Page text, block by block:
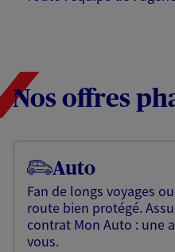
Nos offres
Auto
Fan de longs voyages
route bien protégé.
contrat Mon Auto : une
vous.